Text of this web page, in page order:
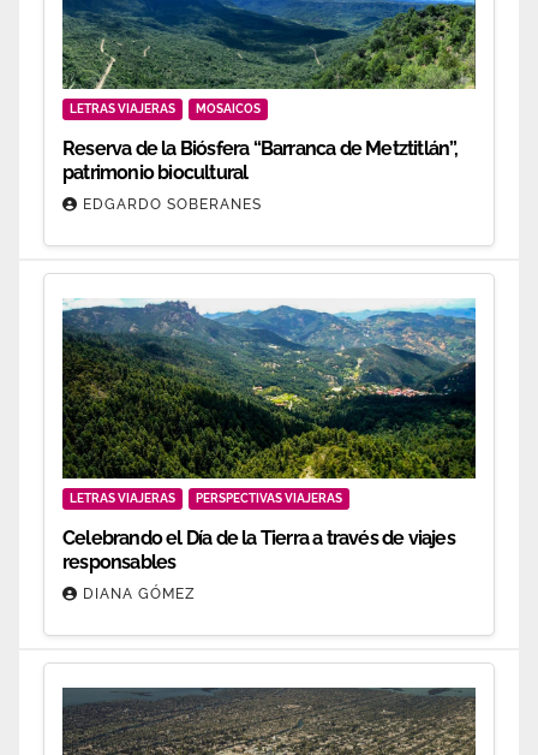
LETRAS VIAJERAS MOSAICOS
Reserva de la Biósfera “Barranca de Metztitlán”,
patrimonio biocultural
EDGARDO SOBERANES
LETRAS VIAJERAS PERSPECTIVAS VIAJERAS
Celebrando el Día de la Tierra a través de viajes
responsables
DIANA GÓMEZ